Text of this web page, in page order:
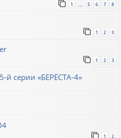
1 5 6 7 8
1 2 3
1 2 3
й серии «БЕРЁСТА-4»
1 2